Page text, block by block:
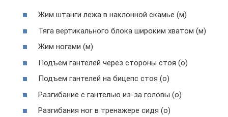
Жим штанги лежа в наклонной скамье (м)
Тяга вертикального блока широким хватом (м)
Жим ногами (м)
Подъем гантелей через стороны стоя (о)
Подъем гантелей на бицепс стоя (о)
Разгибание с гантелью из-за головы (о)
Разгибания ног в тренажере сидя (о)